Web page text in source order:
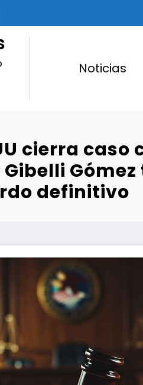
Noticias
cierra caso
definitivo